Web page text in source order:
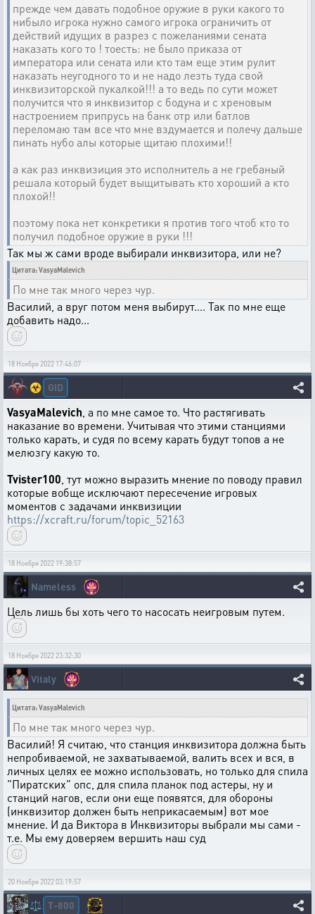
прежде чем давать подобное оружие в руки какого то
нибыло игрока нужно самого игрока ограничить от
действий идущих в разрез с пожеланиями сената
наказать кого то ! тоесть: не было приказа от
императора или сената или кто там еще этим рулит
наказать неугодного то и не надо лезть туда свой
инквизиторской пукалкой!!! а то ведь по сути может
получится что я инквизитор с бодуна и с хреновым
настроением припрусь на банк отр или батлов
переломаю там все что мне вздумается и полечу дальше
пинать нубо алы которые щитаю плохими!!
а как раз инквизиция это исполнитель а не гребаный
решала который будет выщитывать кто хороший а кто
плохой!!
поэтому пока нет конкретики я против того чтоб кто то
получил подобное оружие в руки !!!
Так мы ж сами вроде выбирали инквизитора, или не?
Цитата: VasyaMalevich
По мне так много через чур.
Василий, а вруг потом меня выбирут.... Так по мне еще
добавить надо...
18 Ноября 2022 17:46:07
☣️ GID
VasyaMalevich , а по мне самое то. Что растягивать
наказание во времени. Учитывая что этими станциями
только карать, и судя по всему карать будут топов а не
мелюзгу какую то.
Tvister100 , тут можно выразить мнение по поводу правил
которые вобще исключают пересечение игровых
моментов с задачами инквизиции
https://xcraft.ru/forum/topic_52163
18 Ноября 2022 19:38:57
Nameless
Цель лишь бы хоть чего то насосать неигровым путем.
18 Ноября 2022 23:32:30
Vitaly
Цитата: VasyaMalevich
По мне так много через чур.
Василий! Я считаю, что станция инквизитора должна быть
непробиваемой, не захватываемой, валить всех и вся, в
личных целях ее можно использовать, но только для спила
"Пиратских" опс, для спила планок под астеры, ну и
станций нагов, если они еще появятся, для обороны
(инквизитор должен быть неприкасаемым) вот мое
мнение. И да Виктора в Инквизиторы выбрали мы сами -
т.е. Мы ему доверяем вершить наш суд
20 Ноября 2022 03:19:57
⚖️ T-800